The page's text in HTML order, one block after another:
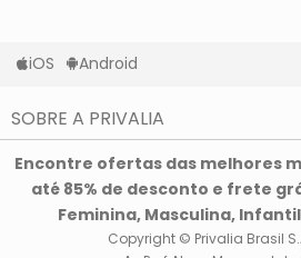
iOS Android
SOBRE A PRIVALIA
Privacidade e Cookies
Condições de uso
Encontre ofertas das melhores
até 85% de desconto e frete
Feminina, Masculina,
Copyright © Privalia Brasil